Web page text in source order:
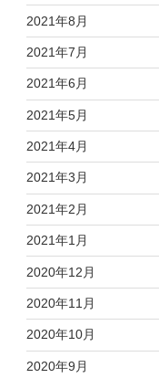
2021年8月
2021年7月
2021年6月
2021年5月
2021年4月
2021年3月
2021年2月
2021年1月
2020年12月
2020年11月
2020年10月
2020年9月